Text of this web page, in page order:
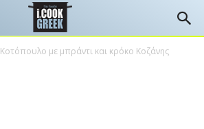
Κοτόπουλο με μπράντι και κρόκο Κοζάνης